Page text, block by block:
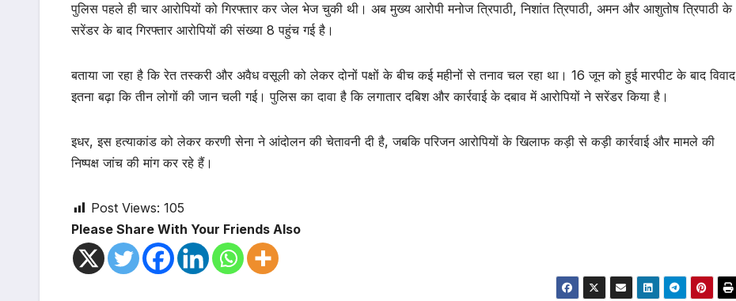
पुलिस पहले ही चार आरोपियों को गिरफ्तार कर जेल भेज चुकी थी। अब मुख्य आरोपी मनोज त्रिपाठी, निशांत त्रिपाठी, अमन और आशुतोष त्रिपाठी के
सरेंडर के बाद गिरफ्तार आरोपियों की संख्या 8 पहुंच गई है।
बताया जा रहा है कि रेत तस्करी और अवैध वसूली को लेकर दोनों पक्षों के बीच कई महीनों से तनाव चल रहा था। 16 जून को हुई मारपीट के बाद विवाद
इतना बढ़ा कि तीन लोगों की जान चली गई। पुलिस का दावा है कि लगातार दबिश और कार्रवाई के दबाव में आरोपियों ने सरेंडर किया है।
इधर, इस हत्याकांड को लेकर करणी सेना ने आंदोलन की चेतावनी दी है, जबकि परिजन आरोपियों के खिलाफ कड़ी से कड़ी कार्रवाई और मामले की
निष्पक्ष जांच की मांग कर रहे हैं।
Post Views: 105
Please Share With Your Friends Also